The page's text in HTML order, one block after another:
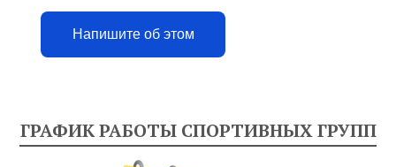
Напишите об этом
ГРАФИК РАБОТЫ СПОРТИВНЫХ ГРУПП